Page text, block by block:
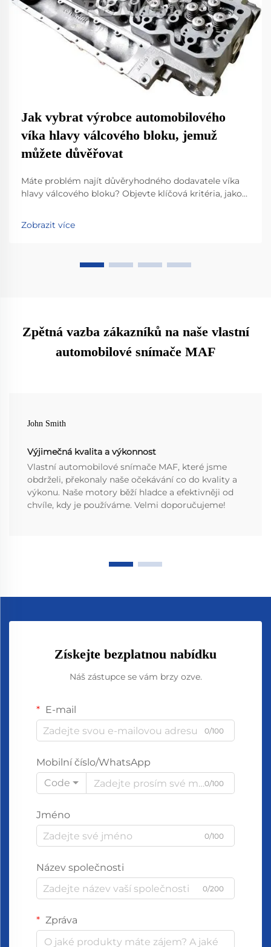
Jak vybrat výrobce automobilového
víka hlavy válcového bloku, jemuž
můžete důvěřovat
Máte problém najít důvěryhodného dodavatele víka
hlavy válcového bloku? Objevte klíčová kritéria, jako
inovace v lehkých konstrukcích. Zjistěte, jak nejlepší
výrobci zajišťují výkon, kompatibilitu a připravenost
Zobrazit více
Zpětná vazba zákazníků na naše vlastní
automobilové snímače MAF
John Smith
Výjimečná kvalita a výkonnost
Vlastní automobilové snímače MAF, které jsme
obdrželi, překonaly naše očekávání co do kvality a
výkonu. Naše motory běží hladce a efektivněji od
chvíle, kdy je používáme. Velmi doporučujeme!
Získejte bezplatnou nabídku
Náš zástupce se vám brzy ozve.
E-mail
0/100
Mobilní číslo/WhatsApp
Code
0/100
Jméno
0/100
Název společnosti
0/200
Zpráva